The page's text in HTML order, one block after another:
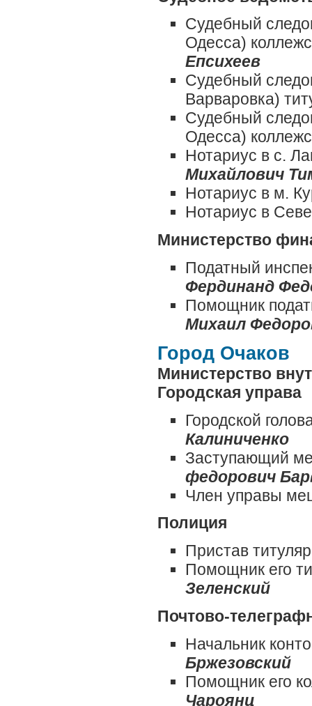
Судебный
Одесса)
Епсихеев
Судебный
Варваровка)
Судебный
Одесса)
Нотариус в с.
Михайлович
Нотариус в м.
Нотариус в
Министерство
Податный
Фердинанд
Помощник
Михаил
Город Очаков
Министерство
Городская управа
Городской
Калиниченко
Заступающий
федорович
Член управы
Полиция
Пристав
Помощник его
Зеленский
Почтово-
Начальник
Бржезовский
Помощник его
Чароянц